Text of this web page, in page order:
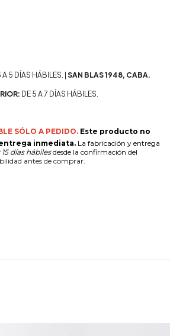
A 5 DÍAS HÁBILES. | SAN BLAS 1948, CABA.
DE 5 A 7 DÍAS HÁBILES.
SÓLO A PEDIDO. Este producto no
inmediata. La fabricación y entrega
15 días hábilesdesde la confirmación del
antes de comprar.